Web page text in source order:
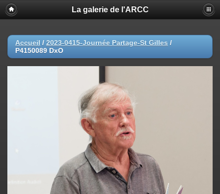
La galerie de l'ARCC
Accueil / 2023-0415-Journée Partage-St Gilles /
P4150089 DxO